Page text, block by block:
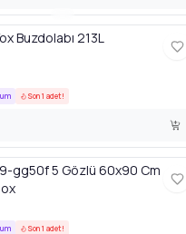
Buzdolabı 213L
Son 1 adet!
gg50f 5 Gözlü 60x90 Cm
Son 1 adet!